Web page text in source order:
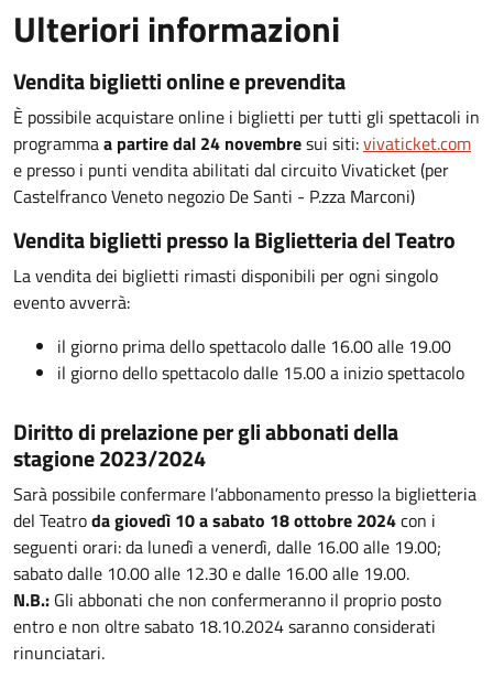
Ulteriori informazioni
Vendita biglietti online e prevendita
È possibile acquistare online i biglietti per tutti gli spettacoli in
programmaa partire dal 24 novembresui siti:vivaticket.com
e presso i punti vendita abilitati dal circuito Vivaticket (per
Castelfranco Veneto negozio De Santi - P.zza Marconi)
Vendita biglietti presso la Biglietteria del Teatro
La vendita dei biglietti rimasti disponibili per ogni singolo
evento avverrà:
il giorno prima dello spettacolo dalle 16.00 alle 19.00
il giorno dello spettacolo dalle 15.00 a inizio spettacolo
Diritto di prelazione per gli abbonati della
stagione 2023/2024
Sarà possibile confermare l’abbonamento presso la biglietteria
del Teatroda giovedì 10 a sabato 18 ottobre 2024con i
seguenti orari: da lunedì a venerdì, dalle 16.00 alle 19.00;
sabato dalle 10.00 alle 12.30 e dalle 16.00 alle 19.00.
N.B.: Gli abbonati che non confermeranno il proprio posto
entro e non oltre sabato 18.10.2024 saranno considerati
rinunciatari.